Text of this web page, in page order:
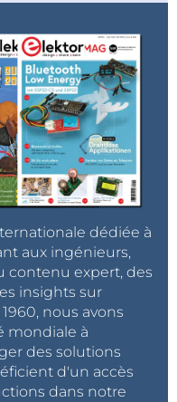
dédiée à
aux ingénieurs,
contenu expert, des
insights sur
nous avons
mondiale à
des solutions
d'un accès
dans notre